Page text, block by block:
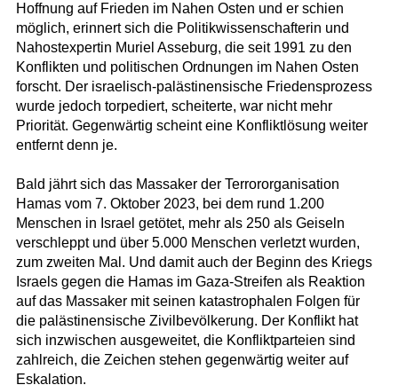
Hoffnung auf Frieden im Nahen Osten und er schien
möglich, erinnert sich die Politikwissenschafterin und
Nahostexpertin Muriel Asseburg, die seit 1991 zu den
Konflikten und politischen Ordnungen im Nahen Osten
forscht. Der israelisch-palästinensische Friedensprozess
wurde jedoch torpediert, scheiterte, war nicht mehr
Priorität. Gegenwärtig scheint eine Konfliktlösung weiter
entfernt denn je.
Bald jährt sich das Massaker der Terrororganisation
Hamas vom 7. Oktober 2023, bei dem rund 1.200
Menschen in Israel getötet, mehr als 250 als Geiseln
verschleppt und über 5.000 Menschen verletzt wurden,
zum zweiten Mal. Und damit auch der Beginn des Kriegs
Israels gegen die Hamas im Gaza-Streifen als Reaktion
auf das Massaker mit seinen katastrophalen Folgen für
die palästinensische Zivilbevölkerung. Der Konflikt hat
sich inzwischen ausgeweitet, die Konfliktparteien sind
zahlreich, die Zeichen stehen gegenwärtig weiter auf
Eskalation.